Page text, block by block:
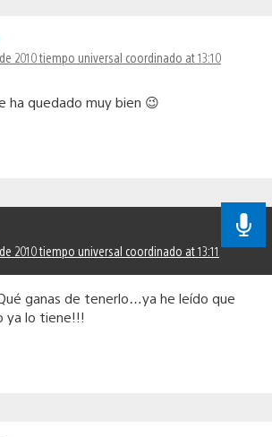
2010 tiempo universal coordinado at 13:10
ha quedado muy bien 😉
2010 tiempo universal coordinado at 13:11
ganas de tenerlo…ya he leído que
ya lo tiene!!!